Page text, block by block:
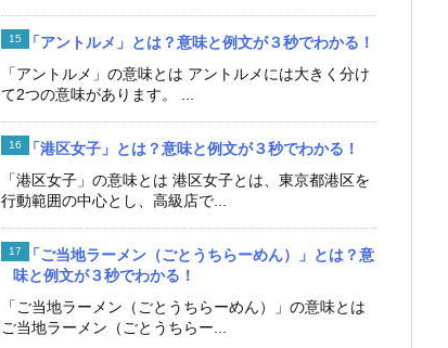
「アントルメ」とは？意味と例文が３秒でわかる！
「アントルメ」の意味とは アントルメには大きく分け
て2つの意味があります。 ...
「港区女子」とは？意味と例文が３秒でわかる！
「港区女子」の意味とは 港区女子とは、東京都港区を
行動範囲の中心とし、高級店で...
「ご当地ラーメン（ごとうちらーめん）」とは？意
味と例文が３秒でわかる！
「ご当地ラーメン（ごとうちらーめん）」の意味とは
ご当地ラーメン（ごとうちらー...